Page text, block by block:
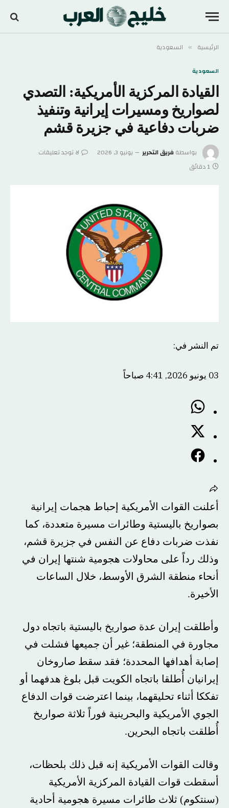
الرئيسية » السعودية
السعودية
القيادة المركزية الأمريكية: التصدي
لصواريخ ومسيرات إيرانية وتنفيذ
ضربات دفاعية في جزيرة قشم
بواسطةفريق التحرير يونيو 3, 2026
لا توجد تعليقات
1 دقائق
تم النشر في:
03 يونيو 2026, 4:41 صباحاً
أعلنت القوات الأمريكية إحباط هجمات إيرانية
بصواريخ باليستية وطائرات مسيرة متعددة، كما
نفذت ضربات دفاع عن النفس في جزيرة قشم،
وذلك رداً على محاولات هجومية شنتها إيران في
أنحاء منطقة الشرق الأوسط، خلال الساعات
الأخيرة.
وأطلقت إيران عدة صواريخ باليستية باتجاه دول
مجاورة في المنطقة؛ غير أن جميعها فشلت في
إصابة أهدافها المحددة؛ فقد سقط صاروخان
إيرانيان أُطلقا باتجاه الكويت قبل بلوغ هدفهما أو
تفككا أثناء تحليقهما، بينما اعترضت قوات الدفاع
الجوي الأمريكية والبحرينية فوراً ثلاثة صواريخ
أُطلقت باتجاه البحرين.
وقالت القوات الأمريكية إنه قبل ذلك بلحظات،
أسقطت قوات القيادة المركزية الأمريكية
(سنتكوم) ثلاث طائرات مسيرة هجومية أحادية